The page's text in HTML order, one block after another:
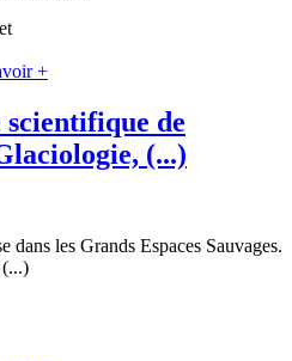
+
scientifique de
(...)
dans les Grands Espaces Sauvages.